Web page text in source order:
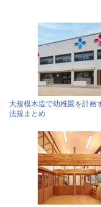
大規模木造で幼稚園を計画
法規まとめ